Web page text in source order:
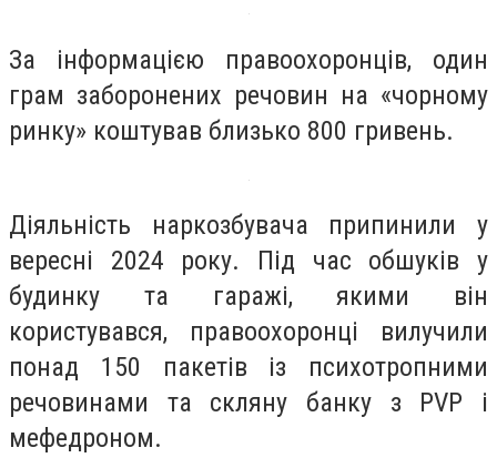
За інформацією правоохоронців, один
грам заборонених речовин на «чорному
ринку» коштував близько 800 гривень.
Діяльність наркозбувача припинили у
вересні 2024 року. Під час обшуків у
будинку та гаражі, якими він
користувався, правоохоронці вилучили
понад 150 пакетів із психотропними
речовинами та скляну банку з PVP і
мефедроном.